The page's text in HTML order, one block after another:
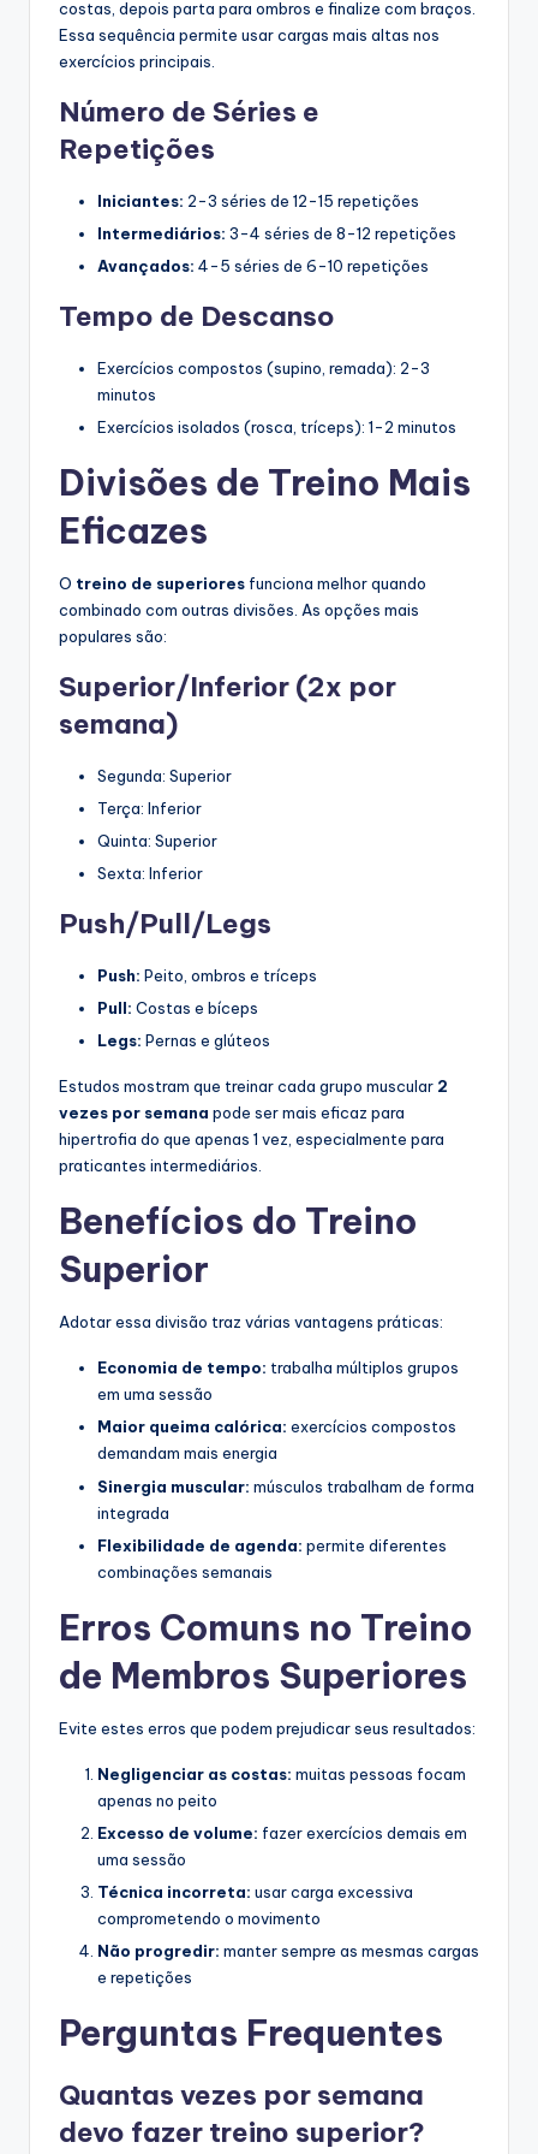
costas, depois parta para ombros e finalize com braços.
Essa sequência permite usar cargas mais altas nos
exercícios principais.
Número de Séries e
Repetições
Iniciantes: 2-3 séries de 12-15 repetições
Intermediários: 3-4 séries de 8-12 repetições
Avançados: 4-5 séries de 6-10 repetições
Tempo de Descanso
Exercícios compostos (supino, remada): 2-3
minutos
Exercícios isolados (rosca, tríceps): 1-2 minutos
Divisões de Treino Mais
Eficazes
O treino de superiores funciona melhor quando
combinado com outras divisões. As opções mais
populares são:
Superior/Inferior (2x por
semana)
Segunda: Superior
Terça: Inferior
Quinta: Superior
Sexta: Inferior
Push/Pull/Legs
Push: Peito, ombros e tríceps
Pull: Costas e bíceps
Legs: Pernas e glúteos
Estudos mostram que treinar cada grupo muscular 2
vezes por semana pode ser mais eficaz para
hipertrofia do que apenas 1 vez, especialmente para
praticantes intermediários.
Benefícios do Treino
Superior
Adotar essa divisão traz várias vantagens práticas:
Economia de tempo: trabalha múltiplos grupos
em uma sessão
Maior queima calórica: exercícios compostos
demandam mais energia
Sinergia muscular: músculos trabalham de forma
integrada
Flexibilidade de agenda: permite diferentes
combinações semanais
Erros Comuns no Treino
de Membros Superiores
Evite estes erros que podem prejudicar seus resultados:
Negligenciar as costas: muitas pessoas focam
apenas no peito
Excesso de volume: fazer exercícios demais em
uma sessão
Técnica incorreta: usar carga excessiva
comprometendo o movimento
Não progredir: manter sempre as mesmas cargas
e repetições
Perguntas Frequentes
Quantas vezes por semana
devo fazer treino superior?